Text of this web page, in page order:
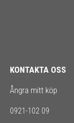
KONTAKTA OSS
Ångra mitt köp
0921-102 09